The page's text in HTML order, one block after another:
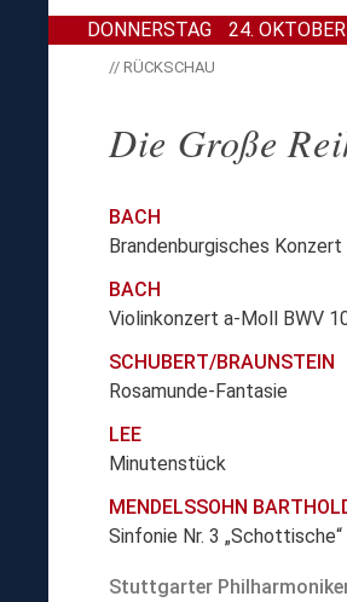
DONNERSTAG 24.
// RÜCKSCHAU
Die Große
BACH
Brandenburgisches Konzert
BACH
Violinkonzert a-Moll BWV
SCHUBERT/BRAUNSTEIN
Rosamunde-Fantasie
LEE
Minutenstück
MENDELSSOHN
Sinfonie Nr. 3
Stuttgarter